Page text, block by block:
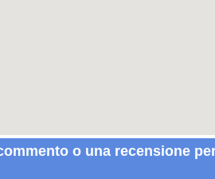
o una recensione